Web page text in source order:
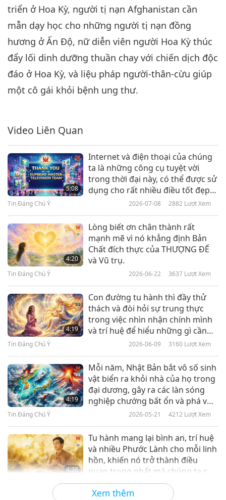
33:23
Tin Đáng Chú Ý
Tin Đáng Chú Ý 2022-11-06 2605Lượt Xem
Tin Đáng Chú Ý
8
32:25
Tin Đáng Chú Ý
Tin Đáng Chú Ý 2022-11-08 2943 Lượt Xem
9
33:51
Tin Đáng Chú Ý
Tin Đáng Chú Ý 2022-11-09 2745 Lượt Xem
10
35:14
Tin Đáng Chú Ý
Tin Đáng Chú Ý 2022-11-10 2648 Lượt Xem
11
37:20
Tin Đáng Chú Ý
Tin Đáng Chú Ý 2022-11-11 2880 Lượt Xem
12
31:53
Tin Đáng Chú Ý
2022-11-12
triển ở Hoa Kỳ, người tị nạn Afghanistan cần
mẫn dạy học cho những người tị nạn đồng
hương ở Ấn Độ, nữ diễn viên người Hoa Kỳ thúc
đẩy lối dinh dưỡng thuần chay với chiến dịch độc
đáo ở Hoa Kỳ, và liệu pháp người-thân-cừu giúp
một cô gái khỏi bệnh ung thư.
Xem thêm
Video Liên Quan
5:08
Internet và điện thoại của chúng
ta là những công cụ tuyệt vời
trong thời đại này, có thể được sử
dụng cho rất nhiều điều tốt đẹp
để tiếp cận được thật nhiều
Tin Đáng Chú Ý 2026-07-08 2882 Lượt Xem
4:20
Lòng biết ơn chân thành rất
mạnh mẽ vì nó khẳng định Bản
Chất đích thực của THƯỢNG ĐẾ
và Vũ trụ.
Tin Đáng Chú Ý 2026-06-22 3637 Lượt Xem
4:19
Con đường tu hành thì đầy thử
thách và đòi hỏi sự trung thực
trong việc nhìn nhận chính mình
và trí huệ để hiểu những gì cần
Tin Đáng Chú Ý 2026-06-09 3160 Lượt Xem
4:19
Mỗi năm, Nhật Bản bắt vô số sinh
vật biển ra khỏi nhà của họ trong
đại dương, gây ra các làn sóng
nghiệp chướng bất ổn và phá vỡ
sự hài hòa sinh thái của đời sống
kiến tần suất động đất ngày càng
gia tăng trong thời gian gần đây.
Chúng ta phải chấm dứt mọi hình
thức giết hại.
Tin Đáng Chú Ý 2026-05-21 4212 Lượt Xem
4:38
Tu hành mang lại bình an, trí huệ
và nhiều Phước Lành cho mỗi linh
hồn, khiến nó trở thành điều
quan trọng nhất mà chúng ta có
thể làm trong cuộc đời này.
2026-05-07 3432